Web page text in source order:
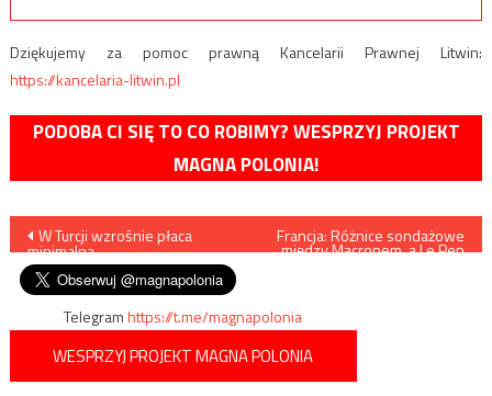
Dziękujemy za pomoc prawną Kancelarii Prawnej Litwin:
https://kancelaria-litwin.pl
PODOBA CI SIĘ TO CO ROBIMY? WESPRZYJ PROJEKT
MAGNA POLONIA!
Nawigacja
wpisu
W Turcji wzrośnie płaca
minimalna
Francja: Różnice sondażowe
między Macronem, a Le Pen
Telegramhttps://t.me/magnapolonia
WESPRZYJ PROJEKT MAGNA POLONIA